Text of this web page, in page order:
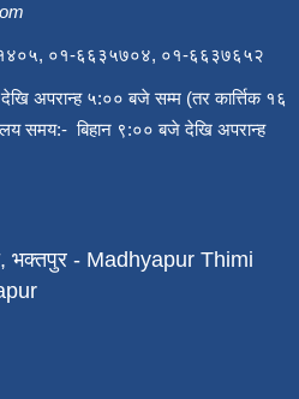
०१-६६३५७०४, ०१-६६३७६५२
अपरान्ह ५:०० बजे सम्म (तर कार्त्तिक १६
समय:- बिहान ९:०० बजे देखि अपरान्ह
भक्तपुर - Madhyapur Thimi